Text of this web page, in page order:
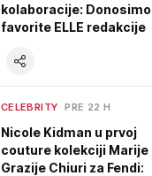
kolaboracije: Donosimo
favorite ELLE redakcije
CELEBRITY PRE 22 H
Nicole Kidman u prvoj
couture kolekciji Marije
Grazije Chiuri za Fendi: